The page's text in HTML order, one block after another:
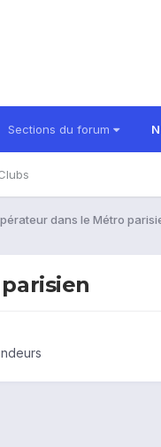
Sections du forum
dans le Métro